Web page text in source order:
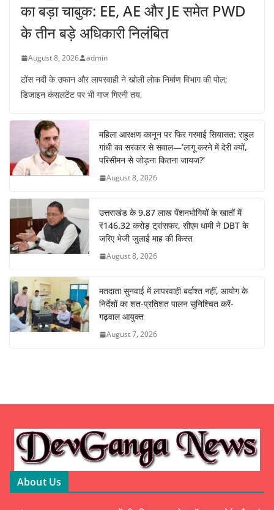
का बड़ा चाबुक: EE, AE और JE समेत PWD
के तीन बड़े अधिकारी निलंबित
August 8, 2026 admin
टोंस नदी के उफान और लापरवाही ने खोली लोक निर्माण विभाग की पोल;
डिजाइन कंसलटेंट पर भी गाज गिरनी तय,
महिला आरक्षण कानून पर फिर गरमाई सियासत: राहुल
गांधी का सरकार से सवाल—’लागू करने में देरी क्यों,
परिसीमन से जोड़ना कितना जायज?’
August 8, 2026
उत्तराखंड के 9.87 लाख पेंशनभोगियों के खातों में
₹146.32 करोड़ ट्रांसफर, सीएम धामी ने DBT के
जरिए भेजी जुलाई माह की किस्त
August 8, 2026
मतदाता सुनवाई में लापरवाही बर्दाश्त नहीं, आयोग के
निर्देशों का शत-प्रतिशत पालन सुनिश्चित करें-
गढ़वाल आयुक्त
August 7, 2026
About Us